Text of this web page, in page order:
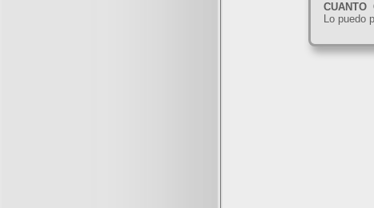
CUANTO
Lo puedo